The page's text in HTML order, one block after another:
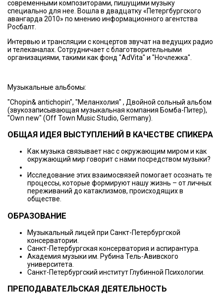
современными композиторами, пишущими музыку
специально для нее. Вошла в двадцатку «Петергбургского
авангарда 2010» по мнению информационного агентства
Росбалт.
Интервью и трансляции с концертов звучат на ведущих радио
и телеканалах. Сотрудничает с благотворительными
организациями, такими как фонд "AdVita" и "Ночлежка".
Музыкальные альбомы:
"Chopin& antichopin", "Меланхолия" , Двойной сольный альбом
(звукозаписывающая музыкальная компания Бомба-Питер),
"Own new" (Off Town Music Studio, Germany).
ОБЩАЯ ИДЕЯ ВЫСТУПЛЕНИЙ В КАЧЕСТВЕ СПИКЕРА
Как музыка связывает нас с окружающим миром и как
окружающий мир говорит с нами посредством музыки?
Исследование этих взаимосвязей помогает осознать те
процессы, которые формируют нашу жизнь – от личных
переживаний до катаклизмов, происходящих в
обществе.
ОБРАЗОВАНИЕ
Музыкальный лицей при Санкт-Петербургской
консерватории.
Санкт-Петербургская консерватория и аспирантура.
Академия музыки им. Рубина Тель-Авивского
университета.
Санкт-Петербургский институт Глубинной Психологии.
ПРЕПОДАВАТЕЛЬСКАЯ ДЕЯТЕЛЬНОСТЬ